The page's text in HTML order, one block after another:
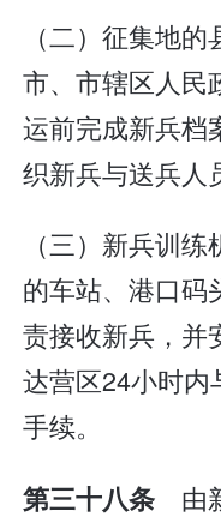
（二）征集地
市、市辖区人民
运前完成新兵档
织新兵与送兵人
（三）新兵训
的车站、港口码
责接收新兵，并
达营区24小时
手续。
第三十八条 由